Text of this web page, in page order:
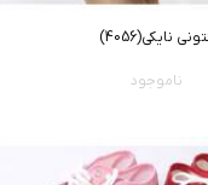
نایکی(4056)
ناموجود